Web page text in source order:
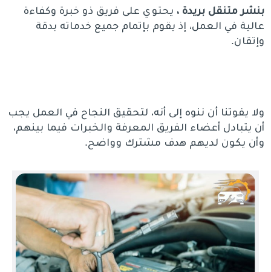
بنشر متنقل بريدة ، يحتوي على فريق ذو خبرة وكفاءة
عالية في العمل، إذ يقوم بإتمام جميع خدماته بدقة
وإتقان.
ولا يفوتنا أن ننوه إلى أنه، لتحقيق النجاح في العمل يجب
أن يتبادل أعضاء الفريق المعرفة والخبرات فيما بينهم،
وأن يكون لديهم هدف مشترك وواضح.